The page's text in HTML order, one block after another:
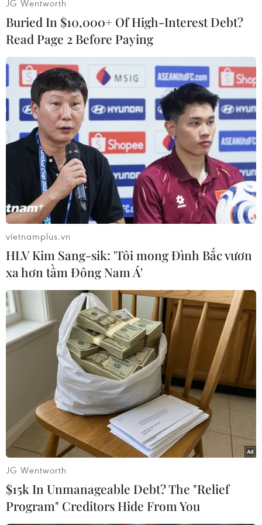
#Con voi #Đồng Nai #Khu bảo tồn Đồng Nai
Áp thấp nhiệt đới trên vịnh
Bắc Bộ sẽ gây ảnh hưởng
thế nào tới Việt Nam?
07/08/2026 14:38
Nứt núi, Thanh Hóa sơ tán
khẩn cấp nhiều hộ dân
07/08/2026 13:17
JG Wentworth
Buried In $10,000+ Of High-Interest Debt?
Read Page 2 Before Paying
vietnamplus.vn
HLV Kim Sang-sik: 'Tôi mong Đình Bắc vươn
xa hơn tầm Đông Nam Á'
JG Wentworth
$15k In Unmanageable Debt? The "Relief
Program" Creditors Hide From You